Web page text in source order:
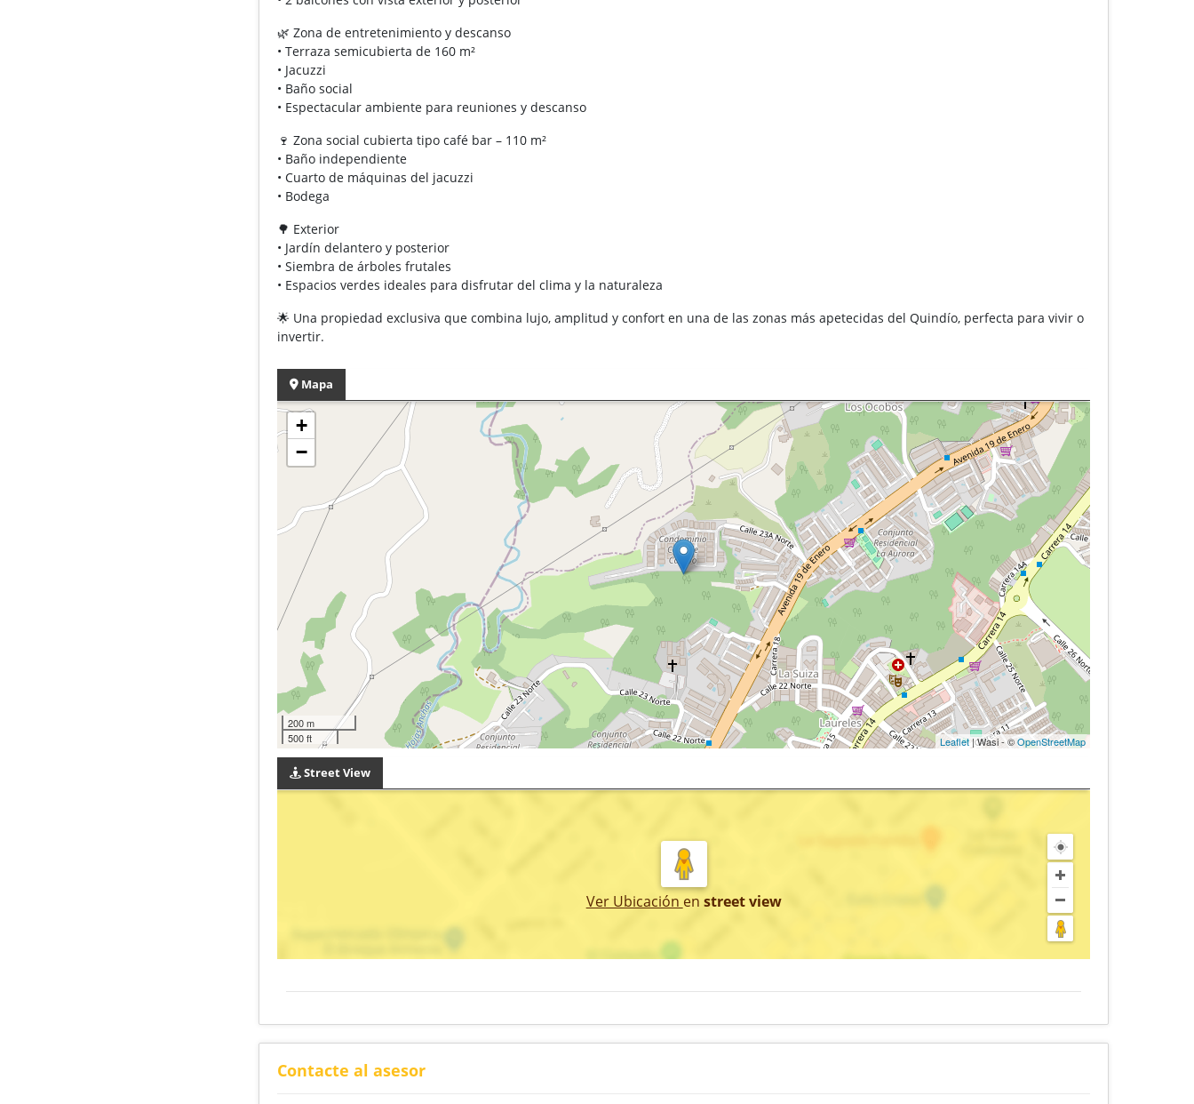
🌿 Zona de entretenimiento y descanso
• Terraza semicubierta de 160 m²
• Jacuzzi
• Baño social
• Espectacular ambiente para reuniones y descanso
🍷 Zona social cubierta tipo café bar – 110 m²
• Baño independiente
• Cuarto de máquinas del jacuzzi
• Bodega
🌳 Exterior
• Jardín delantero y posterior
• Siembra de árboles frutales
• Espacios verdes ideales para disfrutar del clima y la naturaleza
🌟 Una propiedad exclusiva que combina lujo, amplitud y confort en una de las zonas más apetecidas del Quindío, perfecta para vivir o
invertir.
Mapa
+
−
200 m
500 ft
Leaflet| Wasi - ©OpenStreetMap
Street View
Ver Ubicación en street view
Contacte al asesor